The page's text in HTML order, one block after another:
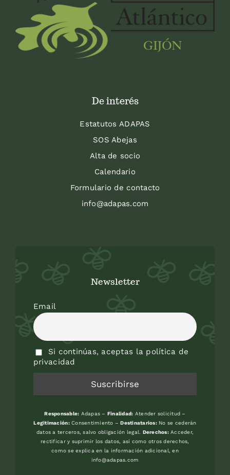
De interés
Estatutos ADAPAS
SOS Abejas
Alta de socio
Calendario
Formulario de contacto
info@adapas.com
Newsletter
Email
Si continúas, aceptas la política de
privacidad
Responsable: Adapas – Finalidad: Atender solicitud –
Legitimación:Consentimiento –Destinatarios:No se cederán
datos a terceros, salvo obligación legal. Derechos:Acceder,
rectificar y suprimir los datos, así como otros derechos,
como se explica en la información adicional, en
info@adapas.com